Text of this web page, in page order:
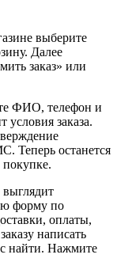
выберите
Далее
заказ» или
ФИО, телефон и
заказа.
Теперь останется
покупке.
форму по
оплаты,
написать
найти. Нажмите